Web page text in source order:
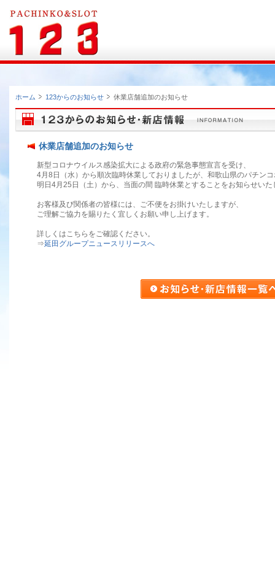
ホーム 123からのお知らせ 休業店舗追加のお知らせ
休業店舗追加のお知らせ
新型コロナウイルス感染拡大による政府の緊急事態宣言を受け、
4月8日（水）から順次臨時休業しておりましたが、和歌山県のパチン
明日4月25日（土）から、当面の間 臨時休業とすることをお知らせいた
お客様及び関係者の皆様には、ご不便をお掛けいたしますが、
ご理解ご協力を賜りたく宜しくお願い申し上げます。
詳しくはこちらをご確認ください。
⇒延田グループニュースリリースへ